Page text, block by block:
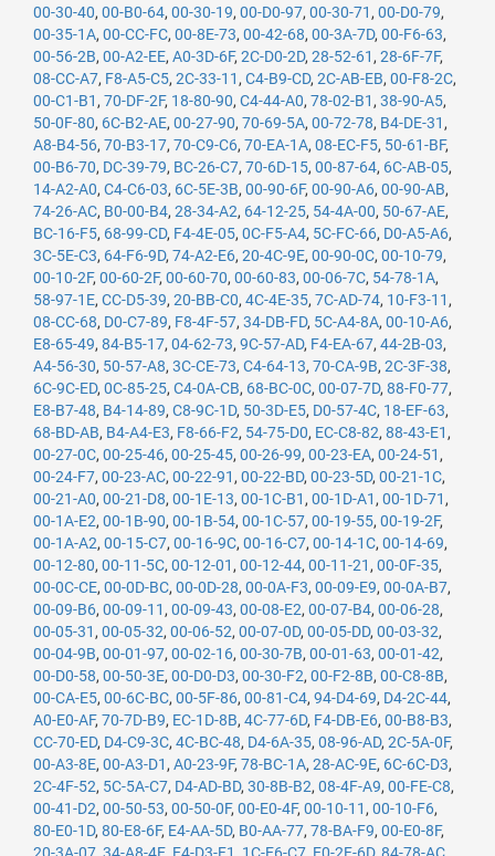
00-30-40, 00-B0-64, 00-30-19, 00-D0-97, 00-30-71 , 00-D0-79,
00-35-1A, 00-CC-FC, 00-8E-73, 00-42-68, 00-3A-7D, 00-F6-63,
00-56-2B, 00-A2-EE, A0-3D-6F, 2C-D0-2D, 28-52-61 , 28-6F-7F,
08-CC-A7, F8-A5-C5, 2C-33-11 , C4-B9-CD, 2C-AB-EB, 00-F8-2C,
00-C1-B1 , 70-DF-2F, 18-80-90, C4-44-A0, 78-02-B1 , 38-90-A5,
50-0F-80, 6C-B2-AE, 00-27-90, 70-69-5A, 00-72-78, B4-DE-31 ,
A8-B4-56, 70-B3-17, 70-C9-C6, 70-EA-1A, 08-EC-F5, 50-61-BF,
00-B6-70, DC-39-79, BC-26-C7, 70-6D-15, 00-87-64, 6C-AB-05,
14-A2-A0, C4-C6-03, 6C-5E-3B, 00-90-6F, 00-90-A6, 00-90-AB,
74-26-AC, B0-00-B4, 28-34-A2, 64-12-25, 54-4A-00, 50-67-AE,
BC-16-F5, 68-99-CD, F4-4E-05, 0C-F5-A4, 5C-FC-66, D0-A5-A6,
3C-5E-C3, 64-F6-9D, 74-A2-E6, 20-4C-9E, 00-90-0C, 00-10-79,
00-10-2F, 00-60-2F, 00-60-70, 00-60-83, 00-06-7C, 54-78-1A,
58-97-1E, CC-D5-39, 20-BB-C0, 4C-4E-35, 7C-AD-74, 10-F3-11 ,
08-CC-68, D0-C7-89, F8-4F-57, 34-DB-FD, 5C-A4-8A, 00-10-A6,
E8-65-49, 84-B5-17, 04-62-73, 9C-57-AD, F4-EA-67, 44-2B-03,
A4-56-30, 50-57-A8, 3C-CE-73, C4-64-13, 70-CA-9B, 2C-3F-38,
6C-9C-ED, 0C-85-25, C4-0A-CB, 68-BC-0C, 00-07-7D, 88-F0-77,
E8-B7-48, B4-14-89, C8-9C-1D, 50-3D-E5, D0-57-4C, 18-EF-63,
68-BD-AB, B4-A4-E3, F8-66-F2, 54-75-D0, EC-C8-82, 88-43-E1 ,
00-27-0C, 00-25-46, 00-25-45, 00-26-99, 00-23-EA, 00-24-51 ,
00-24-F7, 00-23-AC, 00-22-91 , 00-22-BD, 00-23-5D, 00-21-1C,
00-21-A0, 00-21-D8, 00-1E-13, 00-1C-B1 , 00-1D-A1 , 00-1D-71 ,
00-1A-E2, 00-1B-90, 00-1B-54, 00-1C-57, 00-19-55, 00-19-2F,
00-1A-A2, 00-15-C7, 00-16-9C, 00-16-C7, 00-14-1C, 00-14-69,
00-12-80, 00-11-5C, 00-12-01 , 00-12-44, 00-11-21 , 00-0F-35,
00-0C-CE, 00-0D-BC, 00-0D-28, 00-0A-F3, 00-09-E9, 00-0A-B7,
00-09-B6, 00-09-11 , 00-09-43, 00-08-E2, 00-07-B4, 00-06-28,
00-05-31 , 00-05-32, 00-06-52, 00-07-0D, 00-05-DD, 00-03-32,
00-04-9B, 00-01-97, 00-02-16, 00-30-7B, 00-01-63, 00-01-42,
00-D0-58, 00-50-3E, 00-D0-D3, 00-30-F2, 00-F2-8B, 00-C8-8B,
00-CA-E5, 00-6C-BC, 00-5F-86, 00-81-C4, 94-D4-69, D4-2C-44,
A0-E0-AF, 70-7D-B9, EC-1D-8B, 4C-77-6D, F4-DB-E6, 00-B8-B3,
CC-70-ED, D4-C9-3C, 4C-BC-48, D4-6A-35, 08-96-AD, 2C-5A-0F,
00-A3-8E, 00-A3-D1 , A0-23-9F, 78-BC-1A, 28-AC-9E, 6C-6C-D3,
2C-4F-52, 5C-5A-C7, D4-AD-BD, 30-8B-B2, 08-4F-A9, 00-FE-C8,
00-41-D2, 00-50-53, 00-50-0F, 00-E0-4F, 00-10-11 , 00-10-F6,
80-E0-1D, 80-E8-6F, E4-AA-5D, B0-AA-77, 78-BA-F9, 00-E0-8F,